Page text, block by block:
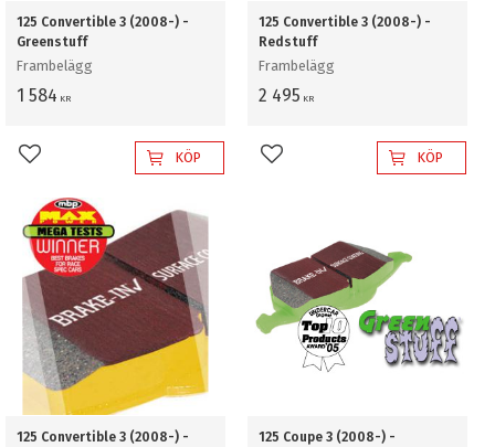
125 Convertible 3 (2008-) -
Greenstuff
Frambelägg
1 584 KR
Lägg till i favoriterKÖP
125 Convertible 3 (2008-) -
Redstuff
Frambelägg
2 495 KR
Lägg till i favoriterKÖP
125 Convertible 3 (2008-) -
125 Coupe 3 (2008-) -